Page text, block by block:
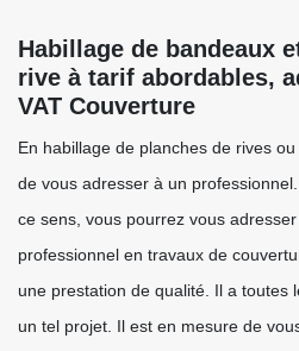
Habillage de bandeaux
rive à tarif abordables,
VAT Couverture
En habillage de planches de rives
de vous adresser à un
ce sens, vous pourrez vous adresser
professionnel en travaux de
une prestation de qualité. Il a toutes
un tel projet. Il est en mesure de